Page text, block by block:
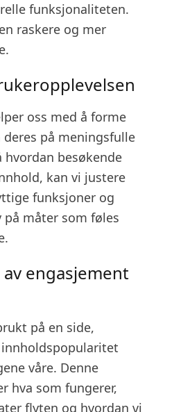
funksjonaliteten.
raskere og mer
oss med å forme
på meningsfulle
hvordan besøkende
kan vi justere
funksjoner og
måter som føles
engasjement
på en side,
våre. Denne
hva som fungerer,
flyten og hvordan vi